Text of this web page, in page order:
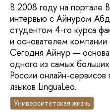
В 2008 году на
интервью с Айнуром
студентом 4-го курса
и основателем
Сегодня Айнур —
одного из самых
России онлайн-
языков LinguaLeo.
Университетская жизнь